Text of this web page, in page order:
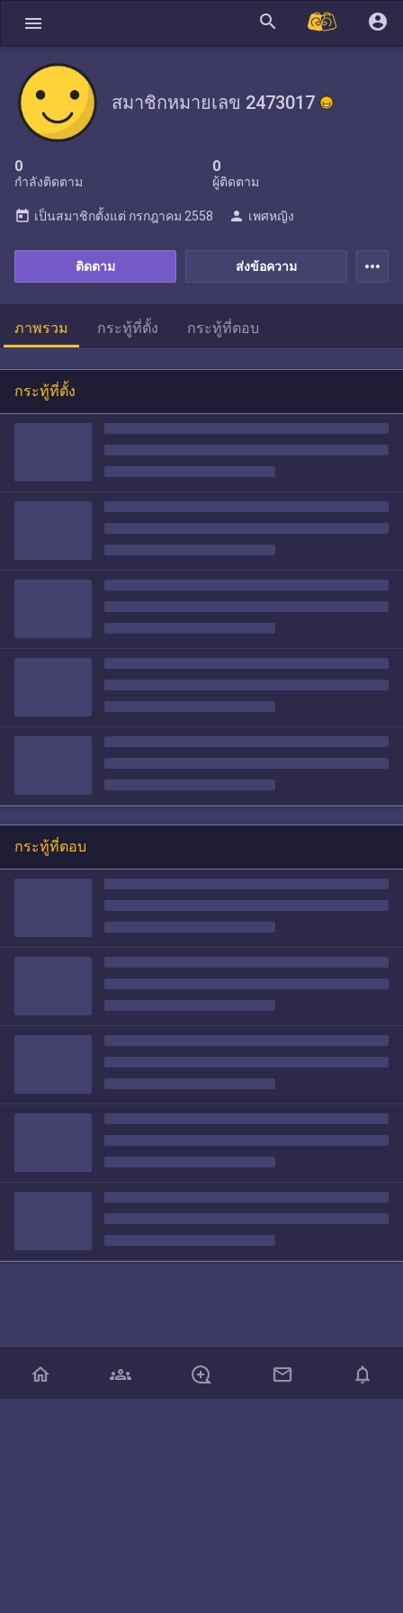
menu search account_circle
สมาชิกหมายเลข 2473017
0
กำลังติดตาม
0
ผู้ติดตาม
ส่งข้อความ
ติดตาม
today เป็นสมาชิกตั้งแต่ กรกฎาคม 2558 person เพศหญิง
more_horiz
ภาพรวม กระทู้ที่ตั้ง กระทู้ที่ตอบ
กระทู้ที่ตั้ง
กระทู้ที่ตอบ